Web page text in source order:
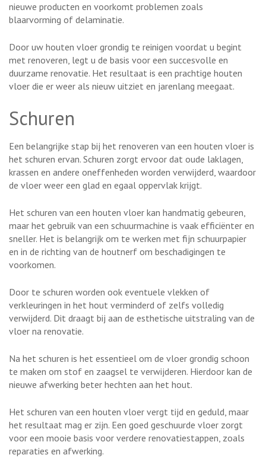
nieuwe producten en voorkomt problemen zoals
blaarvorming of delaminatie.
Door uw houten vloer grondig te reinigen voordat u begint
met renoveren, legt u de basis voor een succesvolle en
duurzame renovatie. Het resultaat is een prachtige houten
vloer die er weer als nieuw uitziet en jarenlang meegaat.
Schuren
Een belangrijke stap bij het renoveren van een houten vloer is
het schuren ervan. Schuren zorgt ervoor dat oude laklagen,
krassen en andere oneffenheden worden verwijderd, waardoor
de vloer weer een glad en egaal oppervlak krijgt.
Het schuren van een houten vloer kan handmatig gebeuren,
maar het gebruik van een schuurmachine is vaak efficiënter en
sneller. Het is belangrijk om te werken met fijn schuurpapier
en in de richting van de houtnerf om beschadigingen te
voorkomen.
Door te schuren worden ook eventuele vlekken of
verkleuringen in het hout verminderd of zelfs volledig
verwijderd. Dit draagt bij aan de esthetische uitstraling van de
vloer na renovatie.
Na het schuren is het essentieel om de vloer grondig schoon
te maken om stof en zaagsel te verwijderen. Hierdoor kan de
nieuwe afwerking beter hechten aan het hout.
Het schuren van een houten vloer vergt tijd en geduld, maar
het resultaat mag er zijn. Een goed geschuurde vloer zorgt
voor een mooie basis voor verdere renovatiestappen, zoals
reparaties en afwerking.